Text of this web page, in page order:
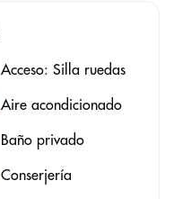
Acceso: Silla ruedas
Aire acondicionado
Baño privado
Conserjería